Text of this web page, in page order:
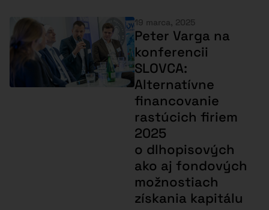
19 marca, 2025
Peter Varga na
konferencii
SLOVCA:
Alternatívne
financovanie
rastúcich firiem
2025
o dlhopisových
ako aj fondových
možnostiach
získania kapitálu